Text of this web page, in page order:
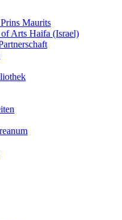
Maurits
Arts Haifa (Israel)